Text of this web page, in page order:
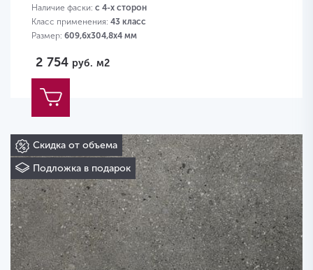
Наличие фаски: с 4-х сторон
Класс применения: 43 класс
Размер: 609,6х304,8х4 мм
2 754 руб. м2
Скидка от объема
Подложка в подарок